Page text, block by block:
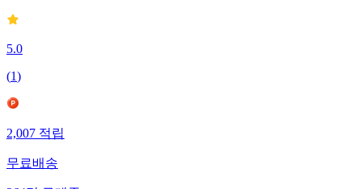
5.0
(1)
2,007적립
무료배송